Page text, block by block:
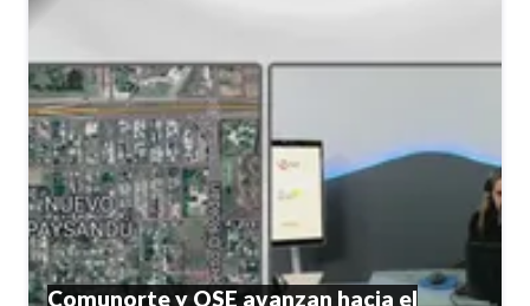
Comunorte y OSE avanzan hacia el